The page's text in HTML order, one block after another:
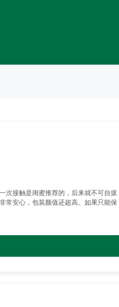
次接触是闺蜜推荐的，后来就不可自拔
常安心，包装颜值还超高。如果只能保